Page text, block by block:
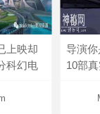
上映却
科幻电
导演
10部